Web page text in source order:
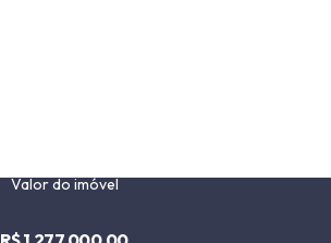
Valor do imóvel